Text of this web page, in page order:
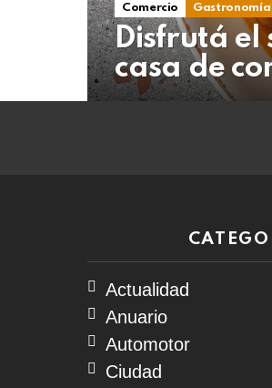
Comercio Gastronomía
Disfrutá el
casa de
Actualidad
Anuario
Automotor
Ciudad